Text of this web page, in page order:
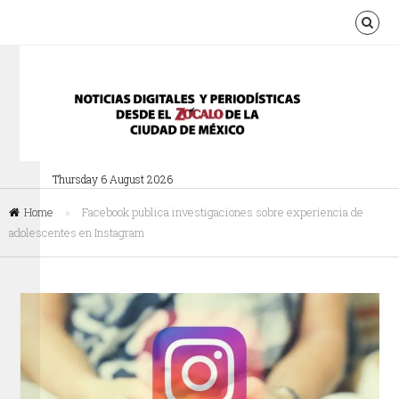
Thursday 6 August 2026
Home »
Facebook publica investigaciones sobre experiencia de
adolescentes en Instagram